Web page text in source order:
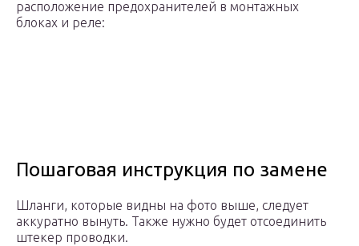
расположение предохранителей в монтажных
блоках и реле:
Пошаговая инструкция по замене
Шланги, которые видны на фото выше, следует
аккуратно вынуть. Также нужно будет отсоединить
штекер проводки.